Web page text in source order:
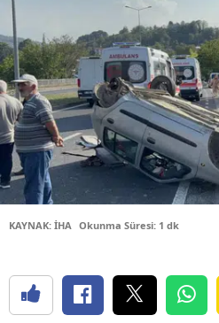
KAYNAK: İHA Okunma Süresi: 1 dk